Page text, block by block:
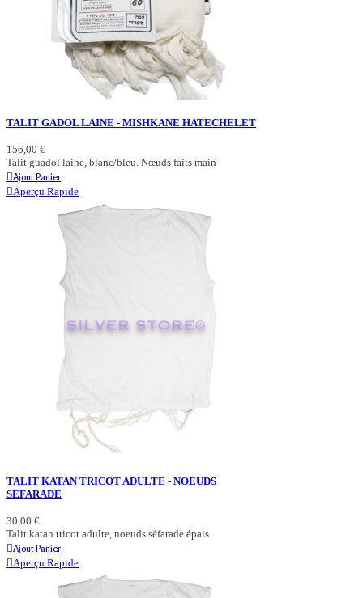
TALIT GADOL LAINE - MISHKANE HATECHELET
156,00 €
Talit guadol laine, blanc/bleu. Nœuds faits main
Ajout Panier
Aperçu Rapide
TALIT KATAN TRICOT ADULTE - NOEUDS
SEFARADE
30,00 €
Talit katan tricot adulte, noeuds séfarade épais
Ajout Panier
Aperçu Rapide